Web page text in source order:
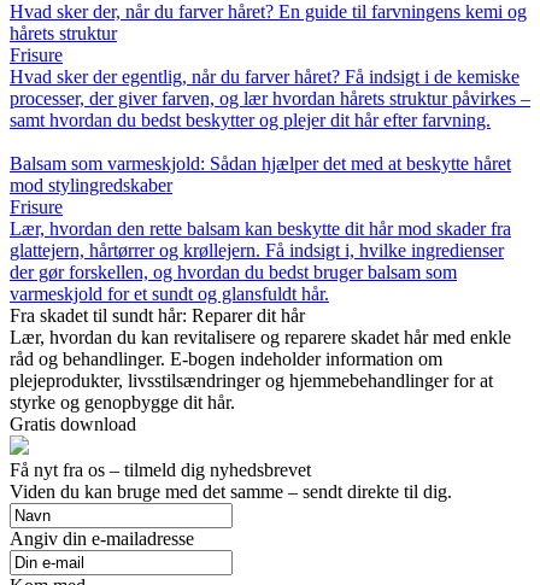
Hvad sker der, når du farver håret? En guide til farvningens kemi og
hårets struktur
Frisure
Hvad sker der egentlig, når du farver håret? Få indsigt i de kemiske
processer, der giver farven, og lær hvordan hårets struktur påvirkes –
samt hvordan du bedst beskytter og plejer dit hår efter farvning.
Balsam som varmeskjold: Sådan hjælper det med at beskytte håret
mod stylingredskaber
Frisure
Lær, hvordan den rette balsam kan beskytte dit hår mod skader fra
glattejern, hårtørrer og krøllejern. Få indsigt i, hvilke ingredienser
der gør forskellen, og hvordan du bedst bruger balsam som
varmeskjold for et sundt og glansfuldt hår.
Fra skadet til sundt hår: Reparer dit hår
Lær, hvordan du kan revitalisere og reparere skadet hår med enkle
råd og behandlinger. E-bogen indeholder information om
plejeprodukter, livsstilsændringer og hjemmebehandlinger for at
styrke og genopbygge dit hår.
Gratis download
Få nyt fra os – tilmeld dig nyhedsbrevet
Viden du kan bruge med det samme – sendt direkte til dig.
Angiv din e-mailadresse